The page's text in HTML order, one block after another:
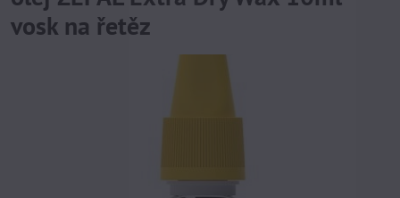
vosk na řetěz